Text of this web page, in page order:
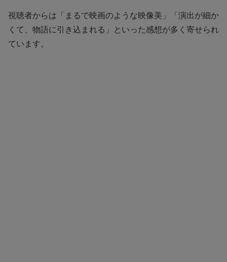
視聴者からは「まるで映画のような映像美」「演出が細か
くて、物語に引き込まれる」といった感想が多く寄せられ
ています。